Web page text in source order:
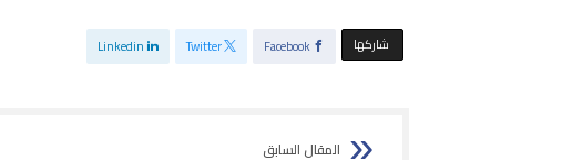
‫‫ شاركها‬ Facebook
Twitter
Linkedin